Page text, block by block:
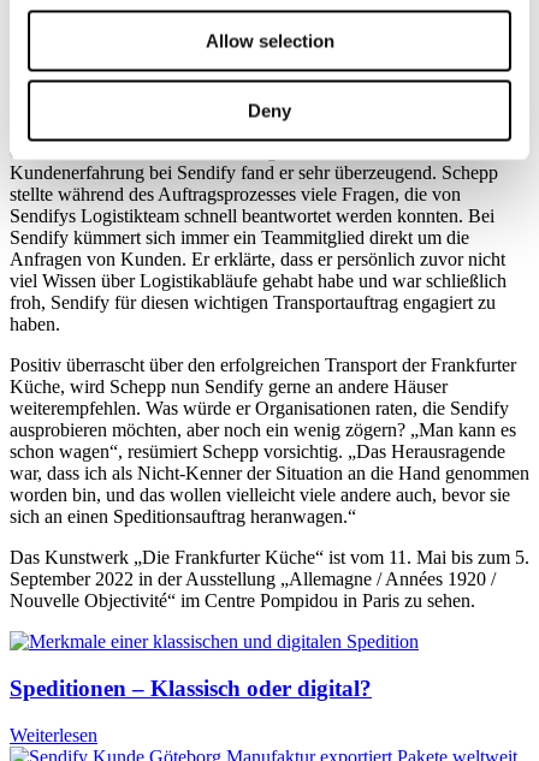
Allow selection
Deny
Das Kunstwerk war fristgerecht und unversehrt in Paris
eingetroffen. Schepp erzählt im Nachhinein: „Allein die Tatsache,
dass wir am Ostermontag beladen konnten – das hätte ich
dass da etwas Besonderes hätte organisiert werden müssen.“ Die
Kundenerfahrung bei Sendify fand er sehr überzeugend. Schepp
stellte während des Auftragsprozesses viele Fragen, die von
Sendifys Logistikteam schnell beantwortet werden konnten. Bei
Sendify kümmert sich immer ein Teammitglied direkt um die
Anfragen von Kunden. Er erklärte, dass er persönlich zuvor nicht
viel Wissen über Logistikabläufe gehabt habe und war schließlich
froh, Sendify für diesen wichtigen Transportauftrag engagiert zu
haben.
Positiv überrascht über den erfolgreichen Transport der Frankfurter
Küche, wird Schepp nun Sendify gerne an andere Häuser
weiterempfehlen. Was würde er Organisationen raten, die Sendify
ausprobieren möchten, aber noch ein wenig zögern? „Man kann es
schon wagen“, resümiert Schepp vorsichtig. „Das Herausragende
war, dass ich als Nicht-Kenner der Situation an die Hand genommen
worden bin, und das wollen vielleicht viele andere auch, bevor sie
sich an einen Speditionsauftrag heranwagen.“
Das Kunstwerk „Die Frankfurter Küche“ ist vom 11. Mai bis zum 5.
September 2022 in der Ausstellung „Allemagne / Années 1920 /
Nouvelle Objectivité“ im Centre Pompidou in Paris zu sehen.
Speditionen – Klassisch oder digital?
Weiterlesen